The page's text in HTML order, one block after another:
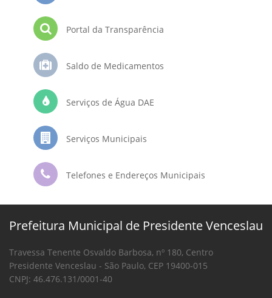
Portal da Transparência
Saldo de Medicamentos
Serviços de Água DAE
Serviços Municipais
Telefones e Endereços Municipais
Prefeitura Municipal de Presidente Venceslau
Travessa Tenente Osvaldo Barbosa, nº 180, Centro
Presidente Venceslau - São Paulo, CEP 19400-015
CNPJ: 46.476.131/0001-40